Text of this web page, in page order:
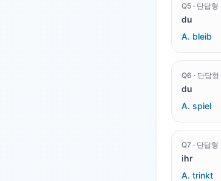
Q5 · 단답형
du
A. bleib
Q6 · 단답형
du
A. spiel
Q7 · 단답형
ihr
A. trinkt